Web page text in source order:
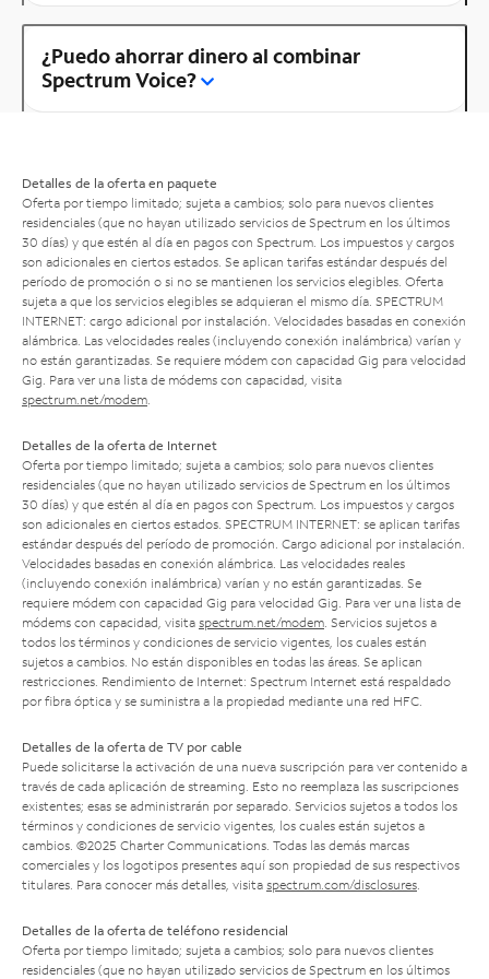
¿Puedo ahorrar dinero al combinar
Spectrum Voice?
Detalles de la oferta en paquete
Oferta por tiempo limitado; sujeta a cambios; solo para nuevos clientes
residenciales (que no hayan utilizado servicios de Spectrum en los últimos
30 días) y que estén al día en pagos con Spectrum. Los impuestos y cargos
son adicionales en ciertos estados. Se aplican tarifas estándar después del
período de promoción o si no se mantienen los servicios elegibles. Oferta
sujeta a que los servicios elegibles se adquieran el mismo día. SPECTRUM
INTERNET: cargo adicional por instalación. Velocidades basadas en conexión
alámbrica. Las velocidades reales (incluyendo conexión inalámbrica) varían y
no están garantizadas. Se requiere módem con capacidad Gig para velocidad
Gig. Para ver una lista de módems con capacidad, visita
spectrum.net/modem
Detalles de la oferta de Internet
Oferta por tiempo limitado; sujeta a cambios; solo para nuevos clientes
residenciales (que no hayan utilizado servicios de Spectrum en los últimos
30 días) y que estén al día en pagos con Spectrum. Los impuestos y cargos
son adicionales en ciertos estados. SPECTRUM INTERNET: se aplican tarifas
estándar después del período de promoción. Cargo adicional por instalación.
Velocidades basadas en conexión alámbrica. Las velocidades reales
(incluyendo conexión inalámbrica) varían y no están garantizadas. Se
requiere módem con capacidad Gig para velocidad Gig. Para ver una lista de
módems con capacidad, visita spectrum.net/modem . Servicios sujetos a
todos los términos y condiciones de servicio vigentes, los cuales están
sujetos a cambios. No están disponibles en todas las áreas. Se aplican
restricciones. Rendimiento de Internet: Spectrum Internet está respaldado
por fibra óptica y se suministra a la propiedad mediante una red HFC.
Detalles de la oferta de TV por cable
Puede solicitarse la activación de una nueva suscripción para ver contenido a
través de cada aplicación de streaming. Esto no reemplaza las suscripciones
existentes; esas se administrarán por separado. Servicios sujetos a todos los
términos y condiciones de servicio vigentes, los cuales están sujetos a
cambios. ©2025 Charter Communications. Todas las demás marcas
comerciales y los logotipos presentes aquí son propiedad de sus respectivos
titulares. Para conocer más detalles, visita spectrum.com/disclosures
Detalles de la oferta de teléfono residencial
Oferta por tiempo limitado; sujeta a cambios; solo para nuevos clientes
residenciales (que no hayan utilizado servicios de Spectrum en los últimos